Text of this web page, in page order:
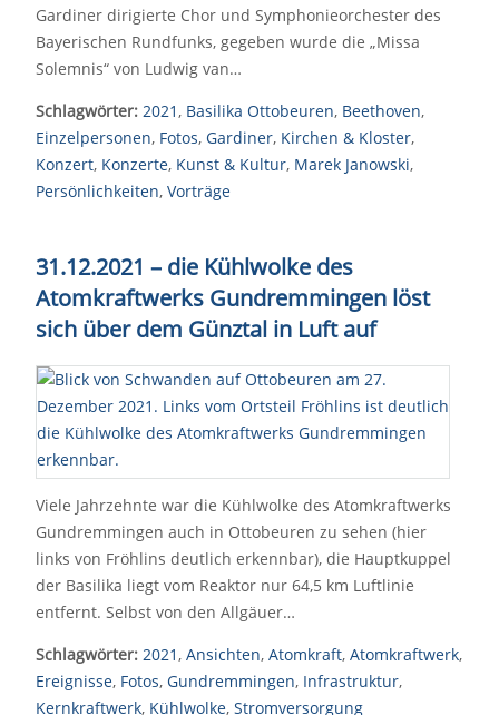
Gardiner dirigierte Chor und Symphonieorchester des
Bayerischen Rundfunks, gegeben wurde die „Missa
Solemnis“ von Ludwig van…
Schlagwörter: 2021, Basilika Ottobeuren, Beethoven,
Einzelpersonen, Fotos, Gardiner, Kirchen & Kloster,
Konzert, Konzerte, Kunst & Kultur, Marek Janowski,
Persönlichkeiten, Vorträge
31.12.2021 – die Kühlwolke des
Atomkraftwerks Gundremmingen löst
sich über dem Günztal in Luft auf
Viele Jahrzehnte war die Kühlwolke des Atomkraftwerks
Gundremmingen auch in Ottobeuren zu sehen (hier
links von Fröhlins deutlich erkennbar), die Hauptkuppel
der Basilika liegt vom Reaktor nur 64,5 km Luftlinie
entfernt. Selbst von den Allgäuer…
Schlagwörter: 2021, Ansichten, Atomkraft, Atomkraftwerk,
Ereignisse, Fotos, Gundremmingen, Infrastruktur,
Kernkraftwerk, Kühlwolke, Stromversorgung